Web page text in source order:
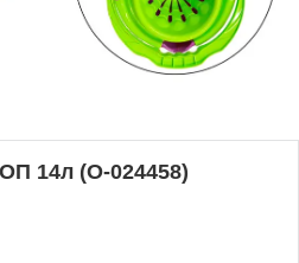
14л (О-024458)